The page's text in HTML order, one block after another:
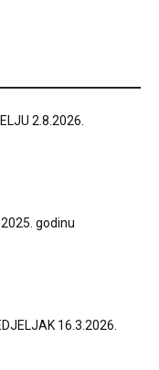
2.8.2026.
godinu
16.3.2026.